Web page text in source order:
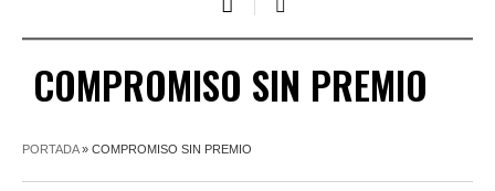
COMPROMISO SIN PREMIO
PORTADA» COMPROMISO SIN PREMIO